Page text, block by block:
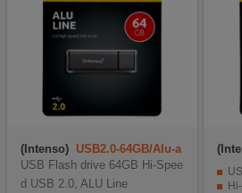
(Intenso)
USB2.0-64GB/Alu-a
USB Flash drive 64GB Hi-Spee
d USB 2.0, ALU Line